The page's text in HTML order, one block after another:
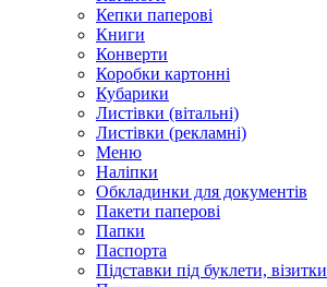
Кепки паперові
Книги
Конверти
Коробки картонні
Кубарики
Листівки (вітальні)
Листівки (рекламні)
Меню
Наліпки
Обкладинки для документів
Пакети паперові
Папки
Паспорта
Підставки під буклети, візитки